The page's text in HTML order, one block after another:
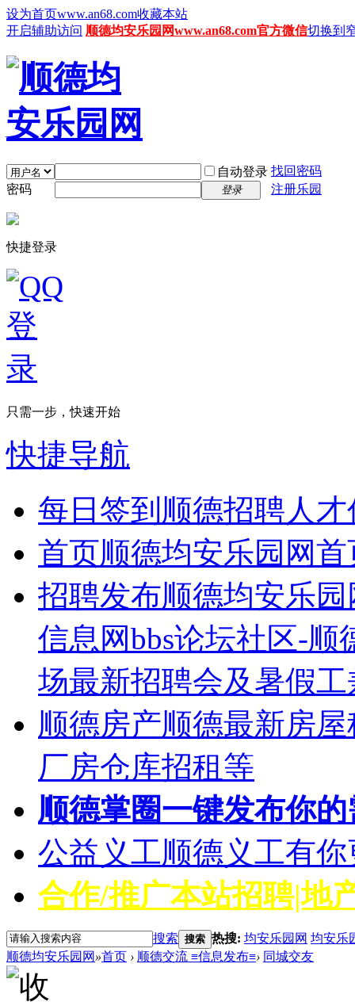
设为首页www.an68.com收藏本站
开启辅助访问 顺德均安乐园网www.an68.com官方微信切换到
自动登录 找回密码
密码
登录 注册乐园
快捷登录
只需一步，快速开始
快捷导航
每日签到 顺德招聘人
首页顺德均安乐园网首
招聘发布顺德均安乐
信息网bbs论坛社区-
场最新招聘会及暑假
顺德房产顺德最新房
厂房仓库招租等
顺德掌圈一键发布你
公益义工顺德义工有
合作/推广本站招聘|地
搜索 搜索 热搜: 均安乐园网 均安乐
顺德均安乐园网 »首页 › 顺德交流 ≡信息发布≡› 同城交友